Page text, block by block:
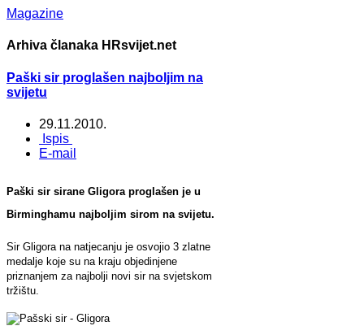
Magazine
Arhiva članaka HRsvijet.net
Paški sir proglašen najboljim na
svijetu
29.11.2010.
Ispis
E-mail
Paški sir sirane Gligora proglašen je u
Birminghamu najboljim sirom na svijetu.
Sir Gligora na natjecanju je osvojio 3 zlatne
medalje koje su na kraju objedinjene
priznanjem za najbolji novi sir na svjetskom
tržištu.